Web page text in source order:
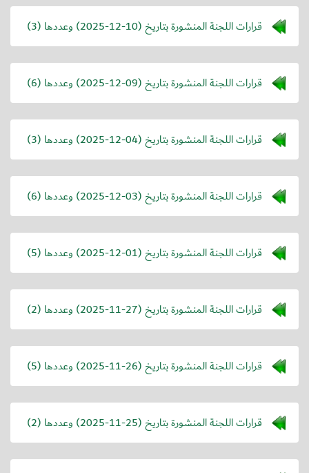
قرارات اللجنة المنشورة بتاريخ (2025-12-10) وعددها (3)
قرارات اللجنة المنشورة بتاريخ (2025-12-09) وعددها (6)
قرارات اللجنة المنشورة بتاريخ (2025-12-04) وعددها (3)
قرارات اللجنة المنشورة بتاريخ (2025-12-03) وعددها (6)
قرارات اللجنة المنشورة بتاريخ (2025-12-01) وعددها (5)
قرارات اللجنة المنشورة بتاريخ (2025-11-27) وعددها (2)
قرارات اللجنة المنشورة بتاريخ (2025-11-26) وعددها (5)
قرارات اللجنة المنشورة بتاريخ (2025-11-25) وعددها (2)